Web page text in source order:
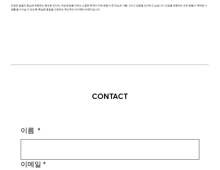
안경은 얼굴의 중심에 착용하는 중요한 것이자, 개성에 빛을 더하는 소중한 존재이기에, 한층 더 큰 안심과 기쁨, 그리고 감동을 선사하고 싶습니다. 안경을 착용하는 모든 분들이 '쾌적한 시
생활'을 누리실 수 있도록, 확실한 품질을 고집하는 혁신적인 아이웨어 브랜드입니다.
CONTACT
이름 *
이메일 *